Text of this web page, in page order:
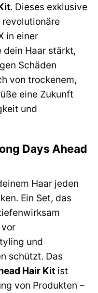
. Dieses exklusive
in einer
dein Haar stärkt,
Schäden
von trockenem,
eine Zukunft
und
Days Ahead
Haar jeden
Ein Set, das
und
schützt. Das
Hair Kit ist
von Produkten –